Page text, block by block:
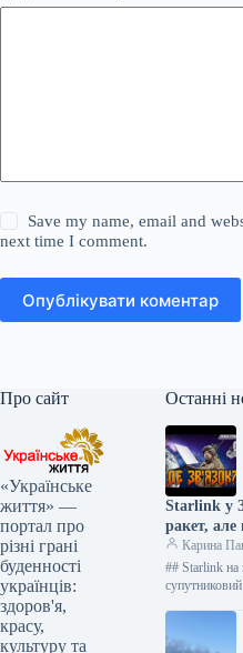
Save my name, email and
next time I comment.
Опублікувати коментар
Про сайт
«Українське
життя» —
портал про
різні грані
буденності
українців:
здоров'я,
красу,
культуру та
Останні
Starlink у
ракет, але
Карина
## Starlink на